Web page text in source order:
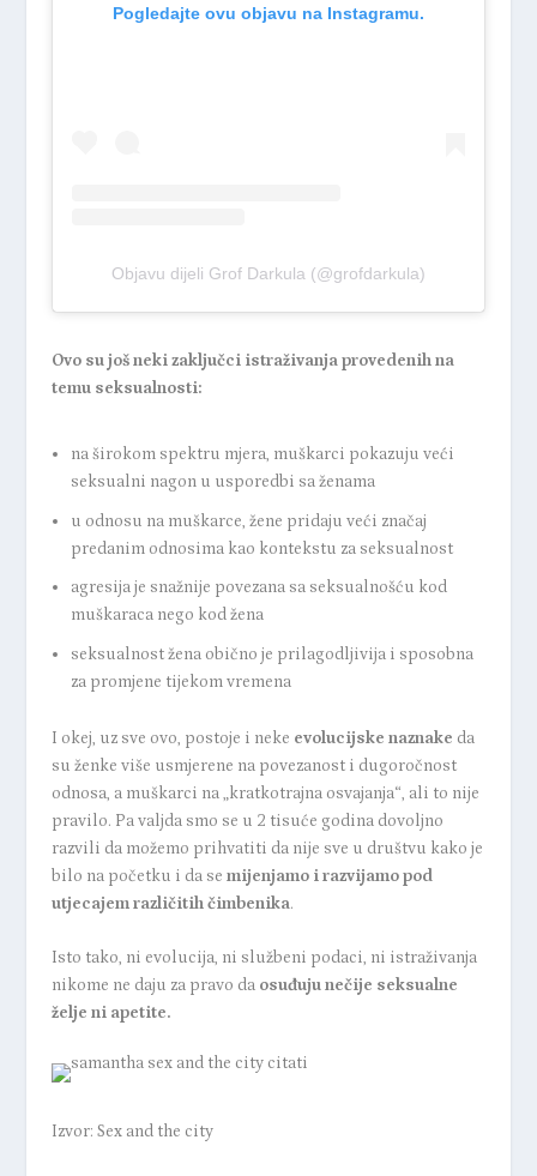
Pogledajte ovu objavu na Instagramu.
Objavu dijeli Grof Darkula (@grofdarkula)
Ovo su još neki zaključci istraživanja provedenih na
temu seksualnosti:
na širokom spektru mjera, muškarci pokazuju veći
seksualni nagon u usporedbi sa ženama
u odnosu na muškarce, žene pridaju veći značaj
predanim odnosima kao kontekstu za seksualnost
agresija je snažnije povezana sa seksualnošću kod
muškaraca nego kod žena
seksualnost žena obično je prilagodljivija i sposobna
za promjene tijekom vremena
I okej, uz sve ovo, postoje i neke evolucijske naznake da
su ženke više usmjerene na povezanost i dugoročnost
odnosa, a muškarci na „kratkotrajna osvajanja“, ali to nije
pravilo. Pa valjda smo se u 2 tisuće godina dovoljno
razvili da možemo prihvatiti da nije sve u društvu kako je
bilo na početku i da se mijenjamo i razvijamo pod
utjecajem različitih čimbenika.
Isto tako, ni evolucija, ni službeni podaci, ni istraživanja
nikome ne daju za pravo da osuđuju nečije seksualne
želje ni apetite.
Izvor: Sex and the city